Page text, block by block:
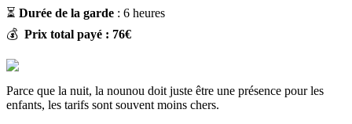
⏳ Durée de la garde : 6 heures
💰 Prix total payé : 76€
Parce que la nuit, la nounou doit juste être une présence pour les
enfants, les tarifs sont souvent moins chers.